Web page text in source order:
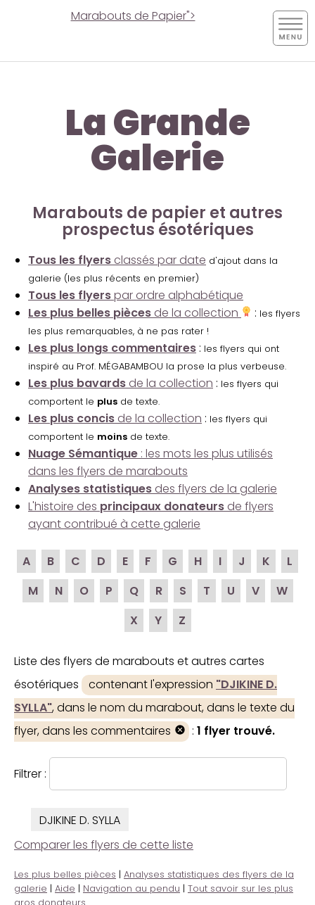
Marabouts de Papier">
La Grande
Galerie
Marabouts de papier et autres
prospectus ésotériques
Tous les flyers classés par date d'ajout dans la
galerie (les plus récents en premier)
Tous les flyerspar ordre alphabétique
Les plus belles pièces de la collection : les flyers
les plus remarquables, à ne pas rater !
Les plus longs commentaires : les flyers qui ont
inspiré au Prof. MÉGABAMBOU la prose la plus verbeuse.
Les plus bavards de la collection : les flyers qui
comportent le plus de texte.
Les plus concis de la collection : les flyers qui
comportent le moins de texte.
Nuage Sémantique : les mots les plus utilisés
dans les flyers de marabouts
Analyses statistiques des flyers de la galerie
L'histoire des principaux donateurs de flyers
ayant contribué à cette galerie
A B C D E F G H I J K
L
M
N O P Q R S T U V
W
X
Y Z
Liste des flyers de marabouts et autres cartes
ésotériques
contenant l'expression "DJIKINE D.
SYLLA", dans le nom du marabout, dans le texte du
flyer, dans les commentaires
: 1 flyer trouvé.
Filtrer :
DJIKINE D. SYLLA
Comparer les flyers de cette liste
Les plus belles pièces | Analyses statistiques des flyers de la
galerie | Aide | Navigation au pendu | Tout savoir sur les plus